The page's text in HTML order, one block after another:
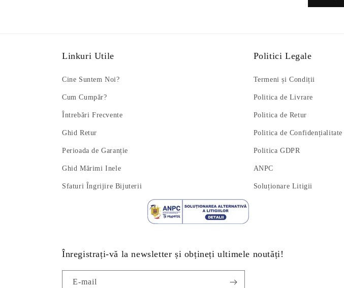
Linkuri Utile
Cine Suntem Noi?
Cum Cumpăr?
Întrebări Frecvente
Ghid Retur
Perioada de Garanție
Ghid Mărimi Inele
Sfaturi Îngrijire Bijuterii
Politici Legale
Termeni și Condiții
Politica de Livrare
Politica de Retur
Politica de Confidențialitate
Politica GDPR
ANPC
Soluționare Litigii
Înregistrați-vă la newsletter și obțineți ultimele noutăți!
E-mail